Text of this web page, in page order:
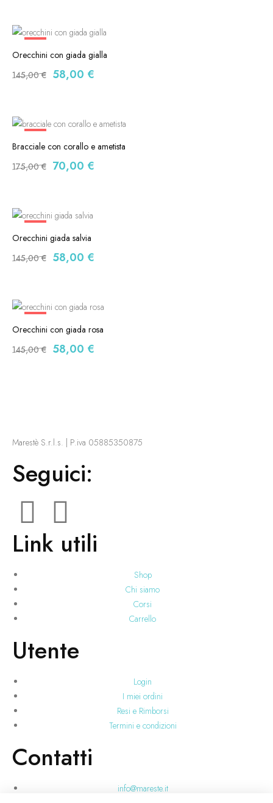
-60%
Orecchini con giada gialla
145,00€ 58,00 €
-60%
Bracciale con corallo e ametista
175,00€ 70,00 €
-60%
Orecchini giada salvia
145,00€ 58,00 €
-60%
Orecchini con giada rosa
145,00€ 58,00 €
Marestè S.r.l.s. | P.iva 05885350875
Seguici:
Link utili
Shop
Chi siamo
Corsi
Carrello
Utente
Login
I miei ordini
Resi e Rimborsi
Termini e condizioni
Contatti
info@mareste.it